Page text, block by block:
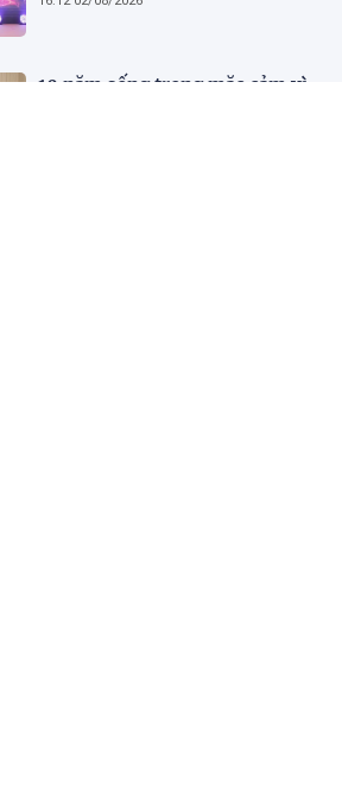
10 năm sống trong mặc cảm vì